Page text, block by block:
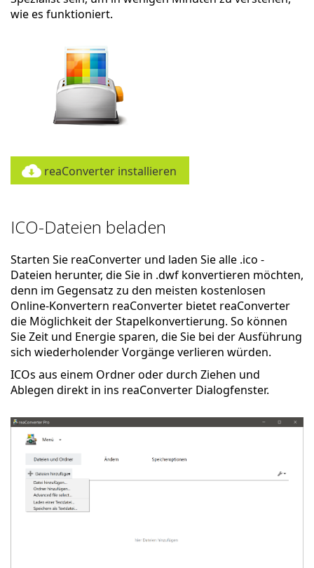
wie es funktioniert.
reaConverter installieren
ICO-Dateien beladen
Starten Sie reaConverter und laden Sie alle .ico -
Dateien herunter, die Sie in .dwf konvertieren möchten,
denn im Gegensatz zu den meisten kostenlosen
Online-Konvertern reaConverter bietet reaConverter
die Möglichkeit der Stapelkonvertierung. So können
Sie Zeit und Energie sparen, die Sie bei der Ausführung
sich wiederholender Vorgänge verlieren würden.
ICOs aus einem Ordner oder durch Ziehen und
Ablegen direkt in ins reaConverter Dialogfenster.